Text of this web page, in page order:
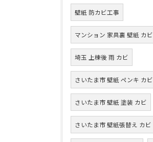
壁紙 防カビ工事
マンション 家具裏 壁紙 カビ
埼玉 上棟後 雨 カビ
さいたま市 壁紙 ペンキ カビ
さいたま市 壁紙 塗装 カビ
さいたま市 壁紙張替え カビ